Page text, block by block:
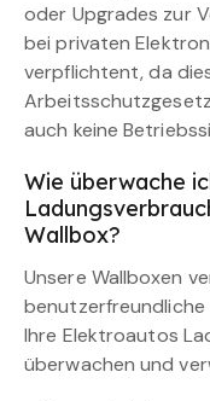
oder Upgrades zur
bei privaten
verpflichtent, da
auch keine
Wie überwache
Wallbox?
Unsere Wallboxen
benutzerfreundliche
Ihre Elektroautos
überwachen und